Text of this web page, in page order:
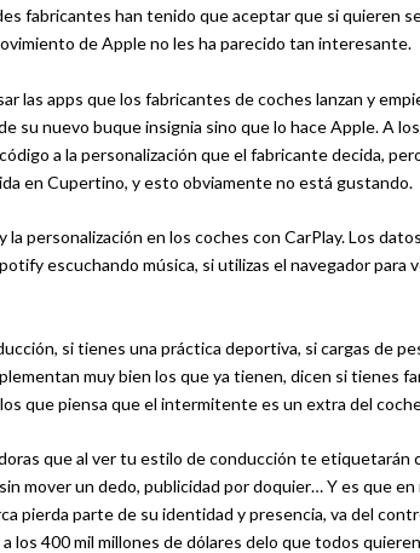
fabricantes han tenido que aceptar que si quieren
de Apple no les ha parecido tan interesante.
las apps que los fabricantes de coches lanzan y
su nuevo buque insignia sino que lo hace Apple. A los
a la personalización que el fabricante decida,
en Cupertino, y esto obviamente no está gustando.
personalización en los coches con CarPlay. Los
escuchando música, si utilizas el navegador para
si tienes una práctica deportiva, si cargas de
muy bien los que ya tienen, dicen si tienes
que piensa que el intermitente es un extra del
que al ver tu estilo de conducción te etiquetarán
mover un dedo, publicidad por doquier… Y es que en
pierda parte de su identidad y presencia, va del
los 400 mil millones de dólares delo que todos